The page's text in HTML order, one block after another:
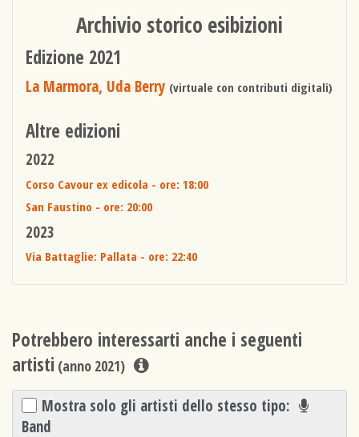
Archivio storico esibizioni
Edizione 2021
La Marmora, Uda Berry (virtuale con contributi digitali)
Altre edizioni
2022
Corso Cavour ex edicola - ore: 18:00
San Faustino - ore: 20:00
2023
Via Battaglie: Pallata - ore: 22:40
Potrebbero interessarti anche i seguenti
artisti (anno 2021)
Mostra solo gli artisti dello stesso tipo:
Band